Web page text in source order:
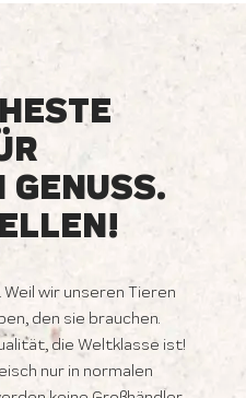
GENUSS.
Weil wir unseren Tieren
den sie brauchen.
die Weltklasse ist!
nur in normalen